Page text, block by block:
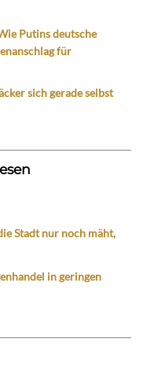
Putins deutsche
für
sich gerade selbst
Stadt nur noch mäht,
in geringen